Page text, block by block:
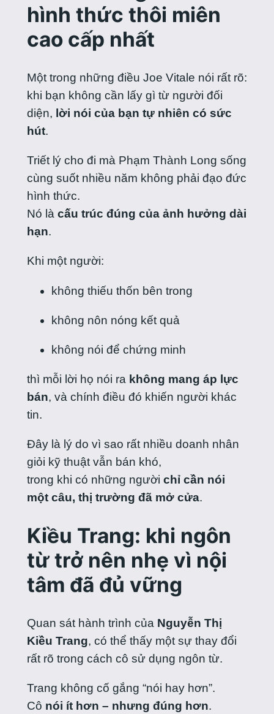
hình thức thôi miên
cao cấp nhất
Một trong những điều Joe Vitale nói rất rõ:
khi bạn không cần lấy gì từ người đối
diện, lời nói của bạn tự nhiên có sức
hút.
Triết lý cho đi mà Phạm Thành Long sống
cùng suốt nhiều năm không phải đạo đức
hình thức.
Nó là cấu trúc đúng của ảnh hưởng dài
hạn.
Khi một người:
không thiếu thốn bên trong
không nôn nóng kết quả
không nói để chứng minh
thì mỗi lời họ nói ra không mang áp lực
bán, và chính điều đó khiến người khác
tin.
Đây là lý do vì sao rất nhiều doanh nhân
giỏi kỹ thuật vẫn bán khó,
trong khi có những người chỉ cần nói
một câu, thị trường đã mở cửa.
Kiều Trang: khi ngôn
từ trở nên nhẹ vì nội
tâm đã đủ vững
Quan sát hành trình của Nguyễn Thị
Kiều Trang, có thể thấy một sự thay đổi
rất rõ trong cách cô sử dụng ngôn từ.
Trang không cố gắng “nói hay hơn”.
Cô nói ít hơn – nhưng đúng hơn.